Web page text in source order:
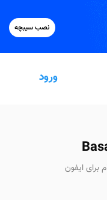
نصب سیبچه
ورود
برای ایفون